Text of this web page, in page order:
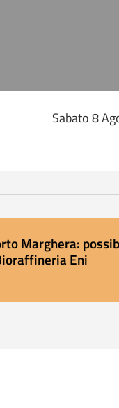
Sabato 8
Marghera:
Eni